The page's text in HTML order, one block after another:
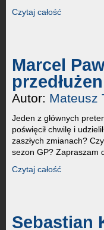
Czytaj całość
Marcel
Autor: Mateusz
Jeden z głównych
poświęcił chwilę i
zaszłych zmianach?
sezon GP? Zapraszam
Czytaj całość
Sebastian